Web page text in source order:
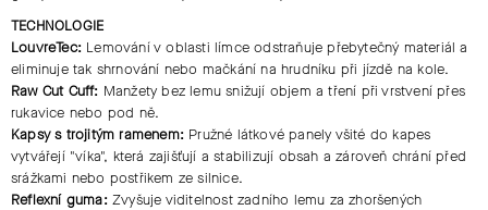
TECHNOLOGIE
LouvreTec: Lemování v oblasti límce odstraňuje přebytečný materiál a
eliminuje tak shrnování nebo mačkání na hrudníku při jízdě na kole.
Raw Cut Cuff: Manžety bez lemu snižují objem a tření při vrstvení přes
rukavice nebo pod ně.
Kapsy s trojitým ramenem: Pružné látkové panely všité do kapes
vytvářejí "víka", která zajišťují a stabilizují obsah a zároveň chrání před
srážkami nebo postřikem ze silnice.
Reflexní guma:Zvyšuje viditelnost zadního lemu za zhoršených